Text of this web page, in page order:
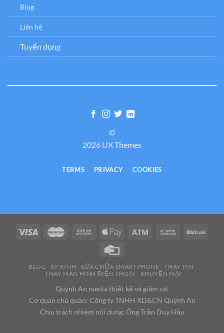
Blog
Liên hệ
Tuyển dụng
©
2026 UX Themes
TERMS PRIVACY COOKIES
BLOG ÉP KÍNH SỬA CHỮA SMARTPHONE
THAY PIN
THAY MÀN HÌNH ĐIỆN THOẠI
KHUYẾN MẠI
Quỳnh An media thiết kế và giám sát
Cơ quan chủ quản: Công ty TNHH XD&CN Quỳnh An
Chịu trách nhiệm nội dung: Ông Trần Duy Hậu